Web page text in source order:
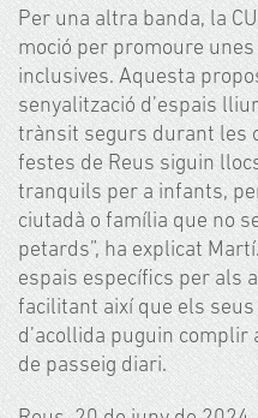
Per una altra banda, la
moció per promoure
inclusives. Aquesta
senyalització d’espais
trànsit segurs durant les
festes de Reus siguin
tranquils per a infants,
ciutadà o família que no
petards”, ha explicat
espais específics per als
facilitant així que els
d’acollida puguin
de passeig diari.